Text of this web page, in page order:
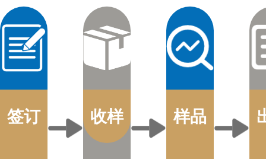
签订 收样 样品